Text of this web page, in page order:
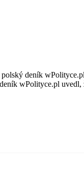
polský deník
deník wPolityce.pl